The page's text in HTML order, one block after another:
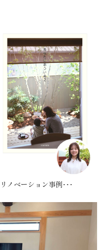
ノベーション事例･･･